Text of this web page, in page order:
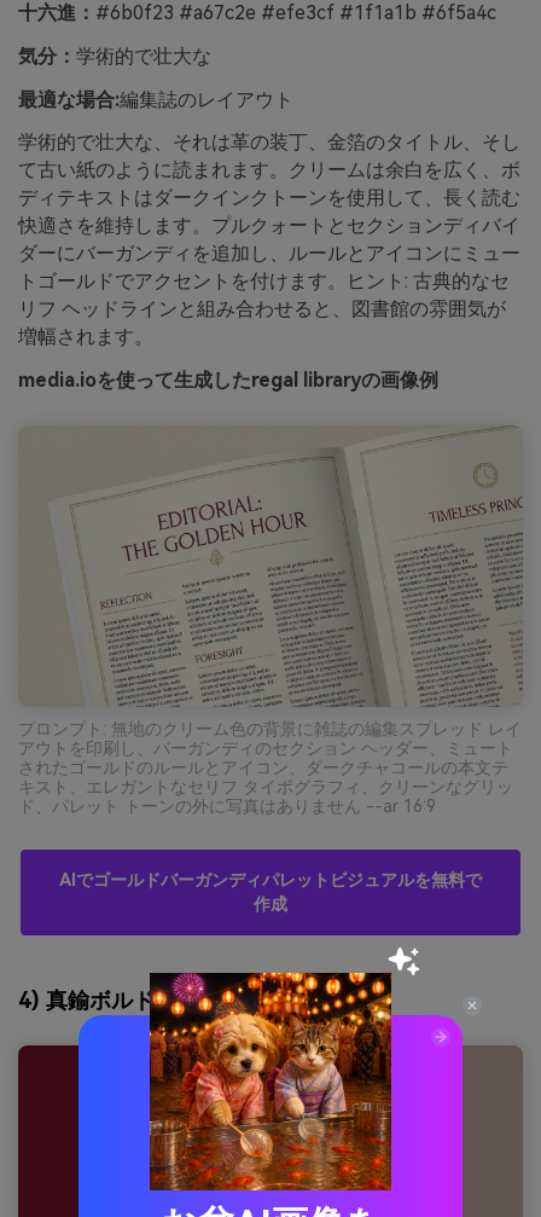
十六進： #6b0f23 #a67c2e #efe3cf #1f1a1b #6f5a4c
気分： 学術的で壮大な
最適な場合:編集誌のレイアウト
学術的で壮大な、それは革の装丁、金箔のタイトル、そし
て古い紙のように読まれます。クリームは余白を広く、ボ
ディテキストはダークインクトーンを使用して、長く読む
快適さを維持します。プルクォートとセクションディバイ
ダーにバーガンディを追加し、ルールとアイコンにミュー
トゴールドでアクセントを付けます。ヒント: 古典的なセ
リフ ヘッドラインと組み合わせると、図書館の雰囲気が
増幅されます。
media.ioを使って生成したregal libraryの画像例
プロンプト: 無地のクリーム色の背景に雑誌の編集スプレッド レイ
アウトを印刷し、バーガンディのセクション ヘッダー、ミュート
されたゴールドのルールとアイコン、ダークチャコールの本文テ
キスト、エレガントなセリフ タイポグラフィ、クリーンなグリッ
ド、パレット トーンの外に写真はありません --ar 16:9
AIでゴールドバーガンディパレットビジュアルを無料で
作成
4) 真鍮ボルドーUI